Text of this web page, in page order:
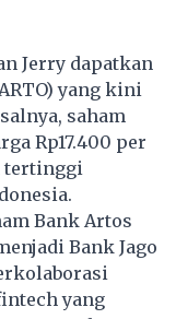
Jerry dapatkan
yang kini
saham
Rp17.400 per
tertinggi
Bank Artos
Bank Jago
yang